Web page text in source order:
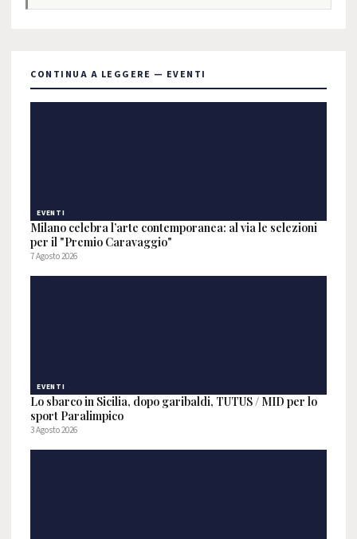
CONTINUA A LEGGERE — EVENTI
EVENTI
Milano celebra l’arte contemporanea: al via le selezioni
per il "Premio Caravaggio"
7 Agosto 2026
EVENTI
Lo sbarco in Sicilia, dopo garibaldi, TUTUS / MID per lo
sport Paralimpico
3 Agosto 2026